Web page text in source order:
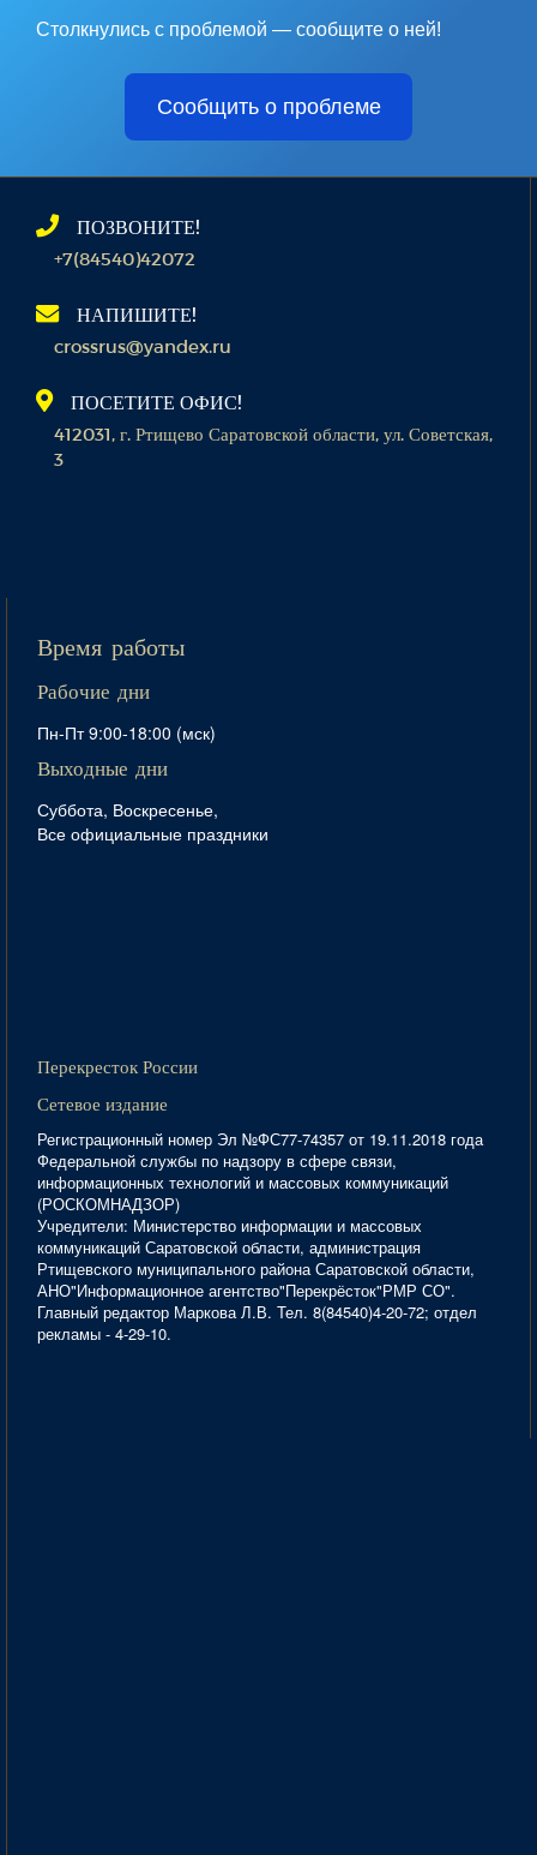
Столкнулись с проблемой — сообщите о ней!
Сообщить о проблеме
ПОЗВОНИТЕ!
+7(84540)42072
НАПИШИТЕ!
crossrus@yandex.ru
ПОСЕТИТЕ ОФИС!
412031, г. Ртищево Саратовской области, ул. Советская,
3
Время работы
Рабочие дни
Пн-Пт 9:00-18:00 (мск)
Выходные дни
Суббота, Воскресенье,
Все официальные праздники
Перекресток России
Сетевое издание
Регистрационный номер Эл №ФС77-74357 от 19.11.2018 года
Федеральной службы по надзору в сфере связи,
информационных технологий и массовых коммуникаций
(РОСКОМНАДЗОР)
Учредители: Министерство информации и массовых
коммуникаций Саратовской области, администрация
Ртищевского муниципального района Саратовской области,
АНО"Информационное агентство"Перекрёсток"РМР СО".
Главный редактор Маркова Л.В. Тел. 8(84540)4-20-72; отдел
рекламы - 4-29-10.